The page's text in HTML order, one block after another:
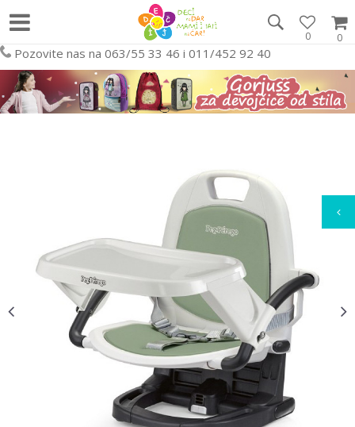
0
0
Pozovite nas na 063/55 33 46 i 011/452 92 40